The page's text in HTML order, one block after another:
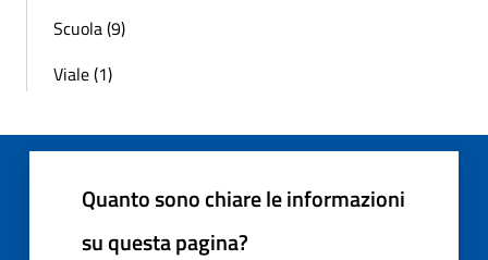
Scuola (9)
Viale (1)
Quanto sono chiare le informazioni
su questa pagina?